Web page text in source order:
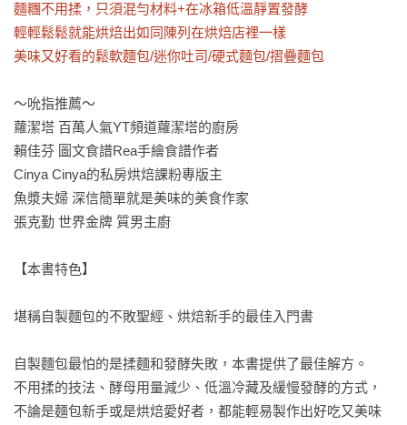
麵糰不用揉，只須混勻材料+在冰箱低溫靜置發酵
輕輕鬆鬆就能烘焙出如同陳列在烘焙店裡一樣
美味又好看的鬆軟麵包/迷你吐司/硬式麵包/摺疊麵包
〜吮指推薦〜
蘿潔塔 百萬人氣YT頻道蘿潔塔的廚房
賴佳芬 圖文食譜Rea手繪食譜作者
Cinya Cinya的私房烘焙課粉專版主
魚漿夫婦 深信簡單就是美味的美食作家
張克勤 世界金牌 質男主廚
【本書特色】
堪稱自製麵包的不敗聖經、烘焙新手的最佳入門書
自製麵包最怕的是揉麵和發酵失敗，本書提供了最佳解方。
不用揉的技法、酵母用量減少、低溫冷藏及緩慢發酵的方式，
不論是麵包新手或是烘焙愛好者，都能輕易製作出好吃又美味